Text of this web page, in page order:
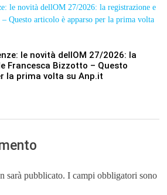
le novità dellOM 27/2026: la
Francesca Bizzotto – Questo
la prima volta su Anp.it
sarà pubblicato. I campi obbligatori sono